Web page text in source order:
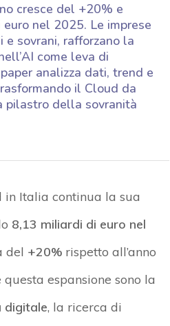
cresce del +20% e
nel 2025. Le imprese
sovrani, rafforzano la
come leva di
analizza dati, trend e
il Cloud da
della sovranità
Italia continua la sua
8,13 miliardi di euro nel
del +20% rispetto all’anno
espansione sono la
digitale, la ricerca di